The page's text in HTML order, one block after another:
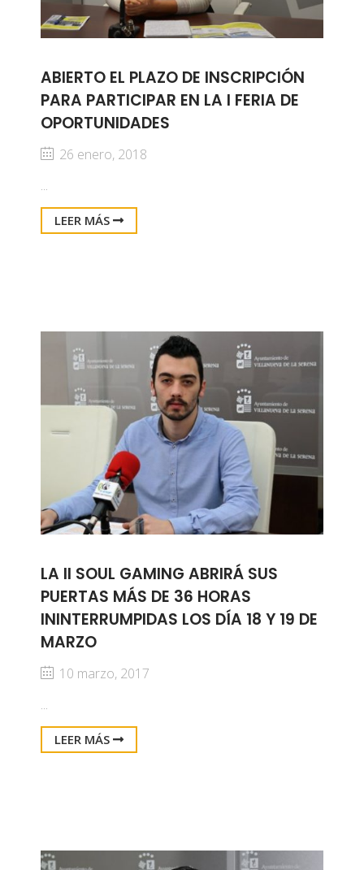
ABIERTO EL PLAZO DE INSCRIPCIÓN
PARA PARTICIPAR EN LA I FERIA DE
OPORTUNIDADES
26 enero, 2018
...
LEER MÁS
LA II SOUL GAMING ABRIRÁ SUS
PUERTAS MÁS DE 36 HORAS
ININTERRUMPIDAS LOS DÍA 18 Y 19 DE
MARZO
10 marzo, 2017
...
LEER MÁS